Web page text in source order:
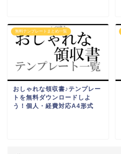
無料テンプレートまとめ一覧
おしゃれな領収書♪テンプレー
トを無料ダウンロードしよ
う！個人・経費対応A4形式